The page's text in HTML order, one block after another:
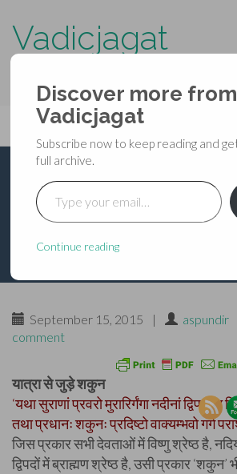
Vadicjagat
Primary
Menu
content
Vadicjagat
यात्रा से जुड़े शकुन
September 15, 2015 | aspundir
comment
यात्रा से जुड़े शकुन
‘यथा सुराणां प्रवरो मुरारिर्गंगा नदीनां द्विपदां च
तथा प्रधानः शकुनः प्रदिष्टो वाक्यम्भवो गर्ग
जिस प्रकार सभी देवताओं में विष्णु श्रेष्ठ है,
द्विपदों में ब्राह्मण श्रेष्ठ है, उसी प्रकार ‘शकुन’
Discover more from
Vadicjagat
Subscribe now to keep reading and
full archive.
Type your email…
Continue reading